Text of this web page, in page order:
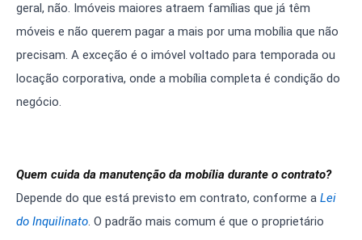
geral, não. Imóveis maiores atraem famílias que já têm
móveis e não querem pagar a mais por uma mobília que não
precisam. A exceção é o imóvel voltado para temporada ou
locação corporativa, onde a mobília completa é condição do
negócio.
Quem cuida da manutenção da mobília durante o contrato?
Depende do que está previsto em contrato, conforme a Lei
do Inquilinato. O padrão mais comum é que o proprietário